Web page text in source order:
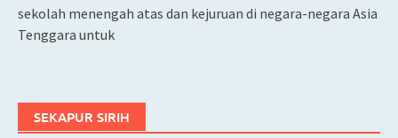
sekolah menengah atas dan kejuruan di negara-negara Asia
Tenggara untuk
SEKAPUR SIRIH